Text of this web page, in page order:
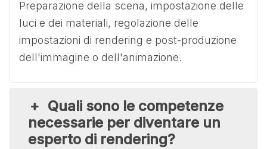
Preparazione della scena, impostazione delle
luci e dei materiali, regolazione delle
impostazioni di rendering e post-produzione
dell'immagine o dell'animazione.
Quali sono le competenze
necessarie per diventare un
esperto di rendering?